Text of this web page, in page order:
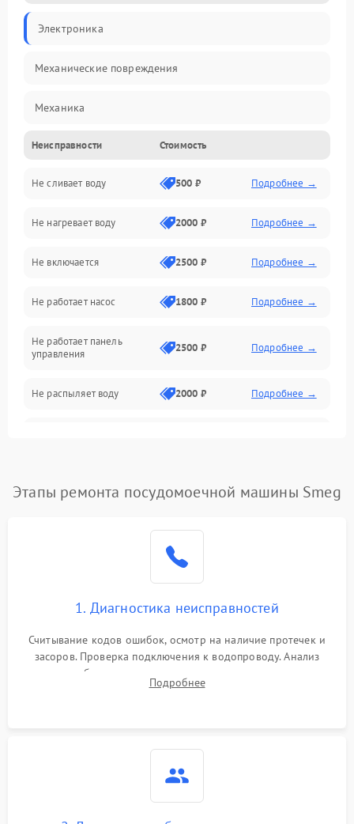
Электроника
Механические повреждения
Механика
Управление
Электропитание
Датчики
Нагрев
Вода
Гигиена
Программное обеспечение
Неисправности Стоимость
Не сливает воду 500 ₽ Подробнее →
Не нагревает воду 2000 ₽ Подробнее →
Не включается 2500 ₽ Подробнее →
Не работает насос 1800 ₽ Подробнее →
Не работает панель
управления
2500 ₽ Подробнее →
Не распыляет воду 2000 ₽ Подробнее →
воды
1800 ₽ Подробнее →
Проблемы с
Этапы ремонта посудомоечной машины Smeg
1. Диагностика неисправностей
Считывание кодов ошибок, осмотр на наличие протечек и
засоров. Проверка подключения к водопроводу. Анализ
жалоб на отсутствие слива, нагрева, вращения
разбрызгивателей или срабатывание системы защиты
Подробнее